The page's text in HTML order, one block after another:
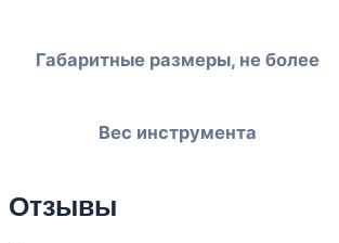
Габаритные размеры, не более
Вес инструмента
Отзывы